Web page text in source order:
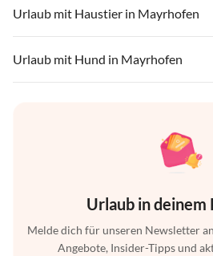
Urlaub mit Haustier in Mayrhofen
Urlaub mit Hund in Mayrhofen
Urlaub in deinem
Melde dich für unseren Newsletter
Angebote, Insider-Tipps und